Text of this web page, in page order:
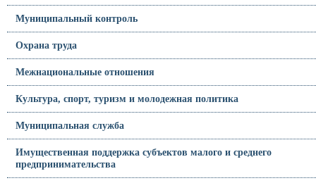
Муниципальный контроль
Охрана труда
Межнациональные отношения
Культура, спорт, туризм и молодежная политика
Муниципальная служба
Имущественная поддержка субъектов малого и среднего
предпринимательства